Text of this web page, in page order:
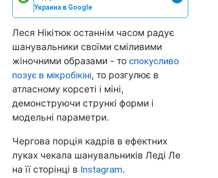
Украина в Google
Леся Нікітюк останнім часом радує
шанувальники своїми сміливими
жіночними образами - то спокусливо
позує в мікробікіні, то розгулює в
атласному корсеті і міні,
демонструючи стрункі форми і
модельні параметри.
Чергова порція кадрів в ефектних
луках чекала шанувальників Леді Ле
на її сторінці в Instagram.